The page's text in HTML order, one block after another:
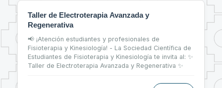
Taller de Electroterapia Avanzada y
Regenerativa
📢 ¡Atención estudiantes y profesionales de
Fisioterapia y Kinesiología! - La Sociedad Científica de
Estudiantes de Fisioterapia y Kinesiología te invita al: ✨
Taller de Electroterapia Avanzada y Regenerativa ✨